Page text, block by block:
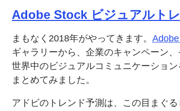
Adobe Stock ビジュアルト
まもなく 2018年がやってきます。
ギャラリーから、 企業のキャンペーン、
世界中のビジュアルコミュニケーション
まとめてみました。
アドビのトレンド予測は、 この目まぐる